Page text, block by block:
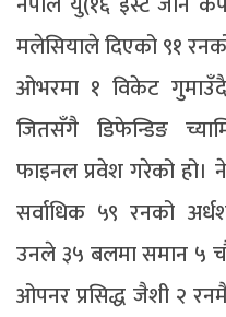
मलेसियाले दिएको ९१
ओभरमा १ विकेट
जितसँगै डिफेन्डिङ
फाइनल प्रवेश गरेको हो।
सर्वाधिक ५९ रनको
उनले ३५ बलमा समान ५
ओपनर प्रसिद्ध जैशी २